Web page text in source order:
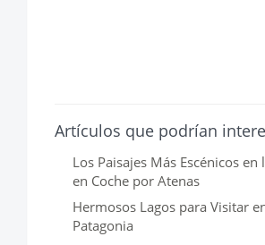
Artículos que podrían
Los Paisajes Más Escénicos en
en Coche por Atenas
Hermosos Lagos para Visitar
Patagonia